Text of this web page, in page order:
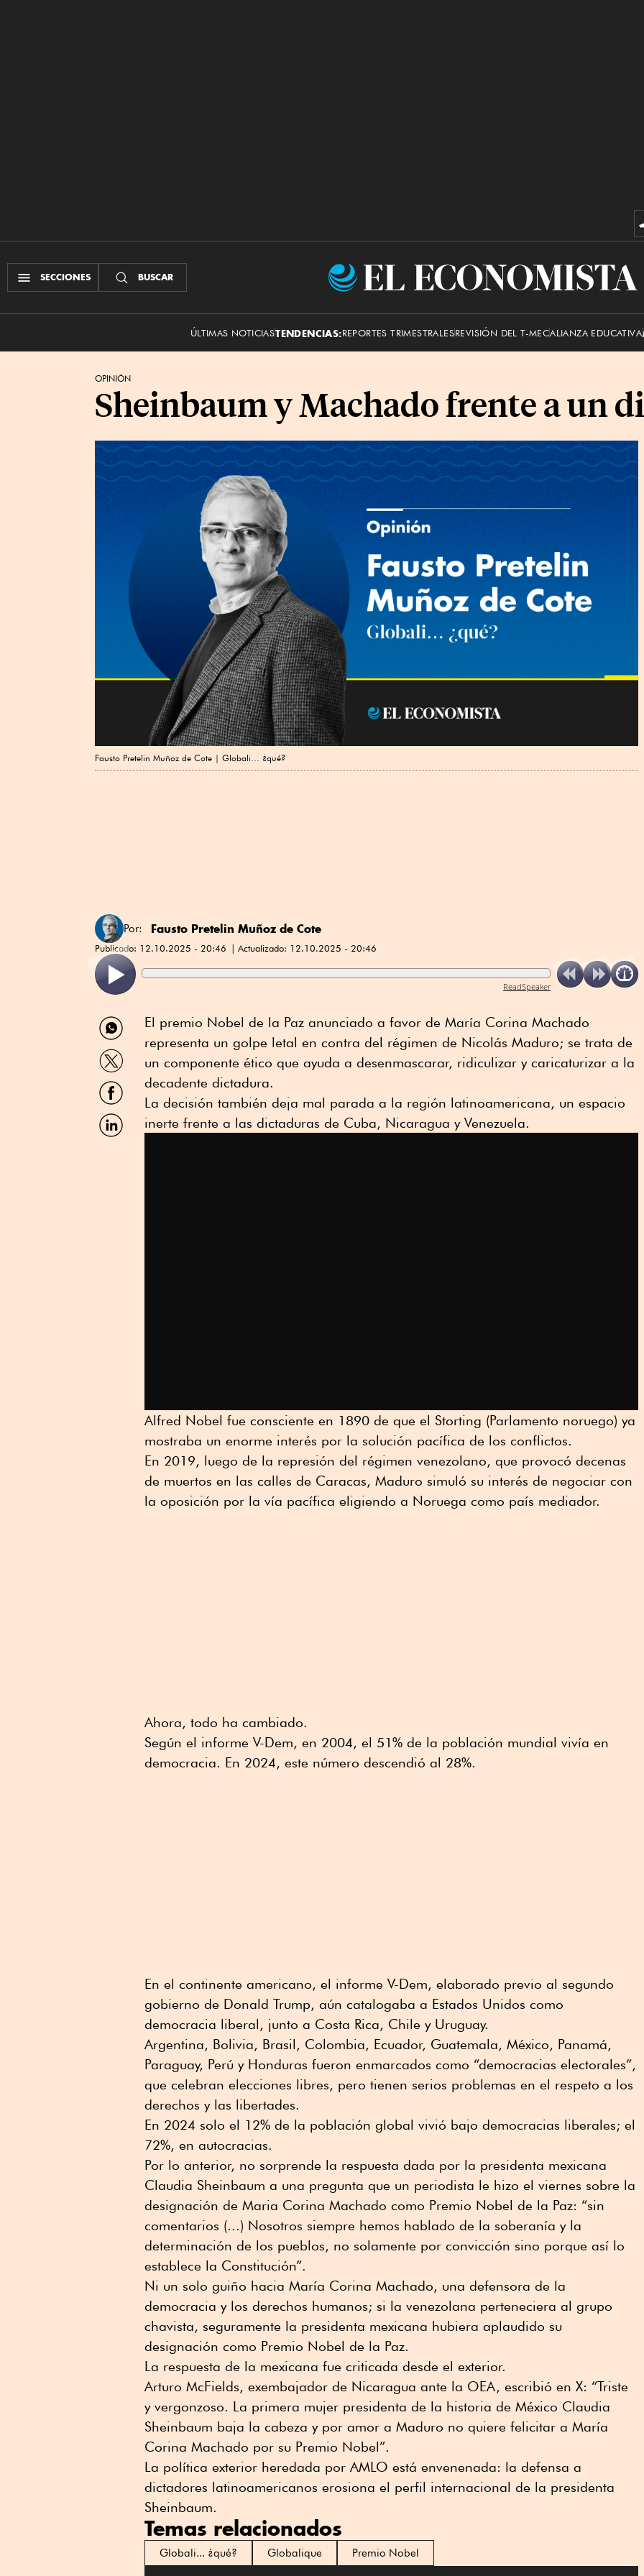
SECCIONES BUSCAR
El
ÚLTIMAS NOTICIASTENDENCIAS:REPORTES TRIMESTRALESREVISIÓN DEL T-MECALIANZA EDUCATIVA
OPINIÓN
Sheinbaum y Machado frente a un
Fausto Pretelin Muñoz de Cote | Globali… ¿qué?
Por: Fausto Pretelin Muñoz de Cote
Publicado: 12.10.2025 - 20:46 Actualizado: 12.10.2025 - 20:46
ReadSpeaker
Compartir
por
WhatsApp
Compartir
por
Twitter
Compartir
por
Facebook
Compartir
por
El premio Nobel de la Paz anunciado a favor de María Corina Machado
representa un golpe letal en contra del régimen de Nicolás Maduro; se trata de
un componente ético que ayuda a desenmascarar, ridiculizar y caricaturizar a la
decadente dictadura.
La decisión también deja mal parada a la región latinoamericana, un espacio
inerte frente a las dictaduras de Cuba, Nicaragua y Venezuela.
Alfred Nobel fue consciente en 1890 de que el Storting (Parlamento noruego) ya
mostraba un enorme interés por la solución pacífica de los conflictos.
En 2019, luego de la represión del régimen venezolano, que provocó decenas
de muertos en las calles de Caracas, Maduro simuló su interés de negociar con
la oposición por la vía pacífica eligiendo a Noruega como país mediador.
Ahora, todo ha cambiado.
Según el informe V-Dem, en 2004, el 51% de la población mundial vivía en
democracia. En 2024, este número descendió al 28%.
En el continente americano, el informe V-Dem, elaborado previo al segundo
gobierno de Donald Trump, aún catalogaba a Estados Unidos como
democracia liberal, junto a Costa Rica, Chile y Uruguay.
Argentina, Bolivia, Brasil, Colombia, Ecuador, Guatemala, México, Panamá,
Paraguay, Perú y Honduras fueron enmarcados como “democracias electorales”,
que celebran elecciones libres, pero tienen serios problemas en el respeto a los
derechos y las libertades.
En 2024 solo el 12% de la población global vivió bajo democracias liberales; el
72%, en autocracias.
Por lo anterior, no sorprende la respuesta dada por la presidenta mexicana
Claudia Sheinbaum a una pregunta que un periodista le hizo el viernes sobre la
designación de Maria Corina Machado como Premio Nobel de la Paz: “sin
comentarios (...) Nosotros siempre hemos hablado de la soberanía y la
determinación de los pueblos, no solamente por convicción sino porque así lo
establece la Constitución”.
Ni un solo guiño hacia María Corina Machado, una defensora de la
democracia y los derechos humanos; si la venezolana perteneciera al grupo
chavista, seguramente la presidenta mexicana hubiera aplaudido su
designación como Premio Nobel de la Paz.
La respuesta de la mexicana fue criticada desde el exterior.
Arturo McFields, exembajador de Nicaragua ante la OEA, escribió en X: “Triste
y vergonzoso. La primera mujer presidenta de la historia de México Claudia
Sheinbaum baja la cabeza y por amor a Maduro no quiere felicitar a María
Corina Machado por su Premio Nobel”.
La política exterior heredada por AMLO está envenenada: la defensa a
dictadores latinoamericanos erosiona el perfil internacional de la presidenta
Sheinbaum.
Temas relacionados
Globali... ¿qué? Globalique Premio Nobel